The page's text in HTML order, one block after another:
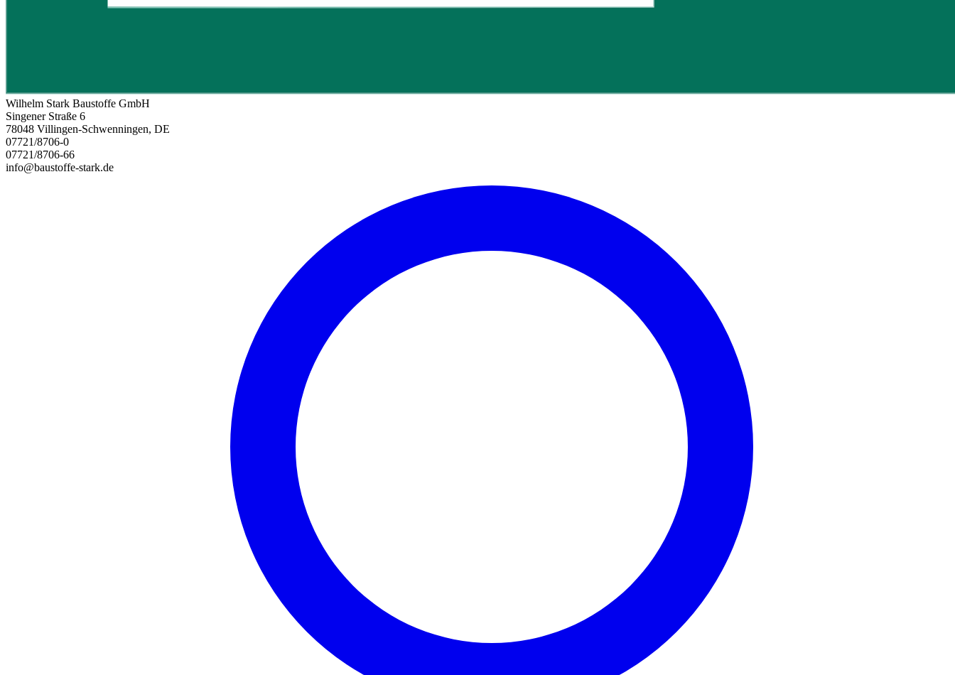
Wilhelm Stark Baustoffe GmbH
Singener Straße 6
78048 Villingen-Schwenningen, DE
07721/8706-0
07721/8706-66
info@baustoffe-stark.de